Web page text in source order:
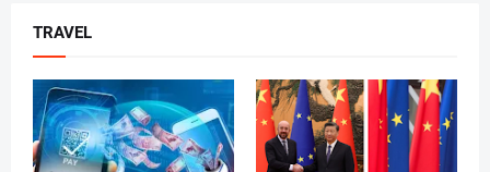
TRAVEL